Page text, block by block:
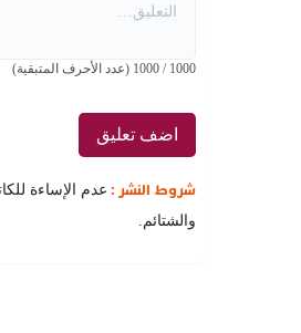
1000
/
1000 (عدد الأحرف المتبقية)
شروط النشر : عدم الإساءة
والشتائم.